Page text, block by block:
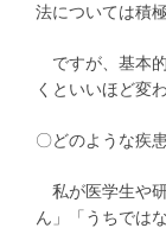
法については積
ですが、基本
くといいほど変
〇どのような疾
私が医学生や
ん」「うちでは